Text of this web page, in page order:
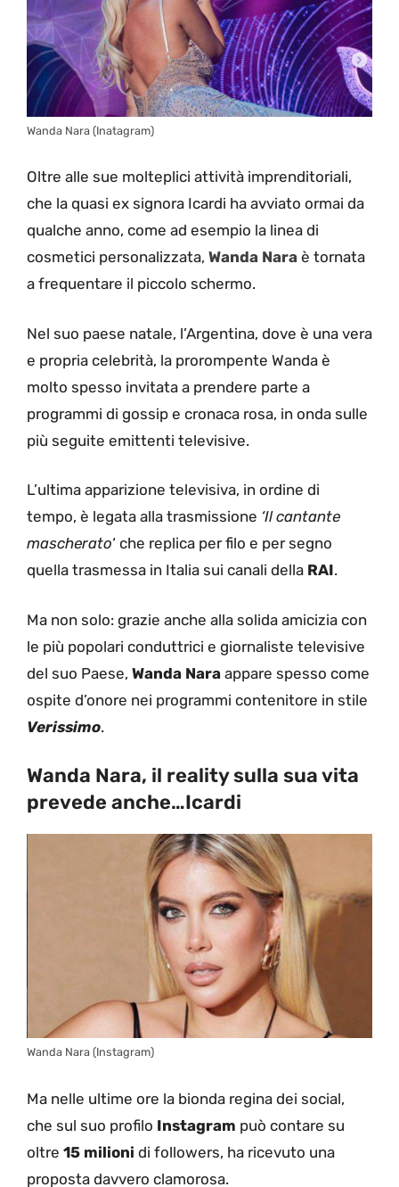
Wanda Nara (Inatagram)
Oltre alle sue molteplici attività imprenditoriali,
che la quasi ex signora Icardi ha avviato ormai da
qualche anno, come ad esempio la linea di
cosmetici personalizzata, Wanda Nara è tornata
a frequentare il piccolo schermo.
Nel suo paese natale, l’Argentina, dove è una vera
e propria celebrità, la prorompente Wanda è
molto spesso invitata a prendere parte a
programmi di gossip e cronaca rosa, in onda sulle
più seguite emittenti televisive.
L’ultima apparizione televisiva, in ordine di
tempo, è legata alla trasmissione ‘Il cantante
mascherato‘ che replica per filo e per segno
quella trasmessa in Italia sui canali della RAI.
Ma non solo: grazie anche alla solida amicizia con
le più popolari conduttrici e giornaliste televisive
del suo Paese, Wanda Nara appare spesso come
ospite d’onore nei programmi contenitore in stile
Verissimo.
Wanda Nara, il reality sulla sua vita
prevede anche…Icardi
Wanda Nara (Instagram)
Ma nelle ultime ore la bionda regina dei social,
che sul suo profilo Instagram può contare su
oltre 15 milioni di followers, ha ricevuto una
proposta davvero clamorosa.